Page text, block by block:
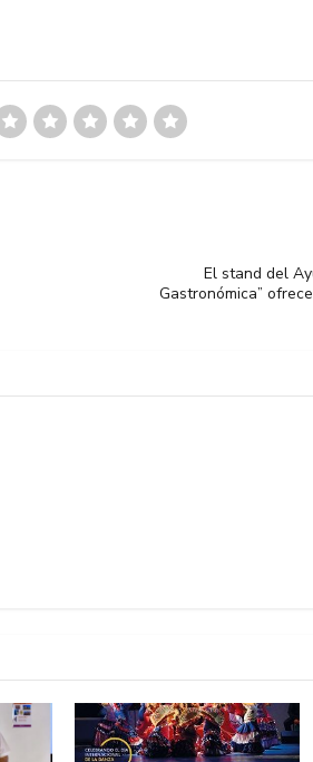
El stand del
Gastronómica”